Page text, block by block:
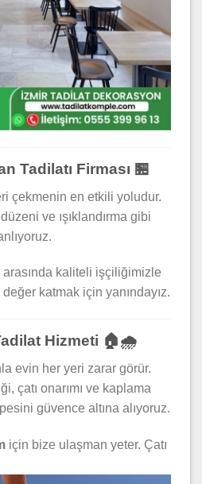
Tadilatı Firması 🏪
çekmenin en etkili yoludur.
ve ışıklandırma gibi
arasında kaliteli işçiliğimizle
katmak için yanındayız.
Hizmeti 🏠🌧️
evin her yeri zarar görür.
çatı onarımı ve kaplama
güvence altına alıyoruz.
için bize ulaşman yeter. Çatı